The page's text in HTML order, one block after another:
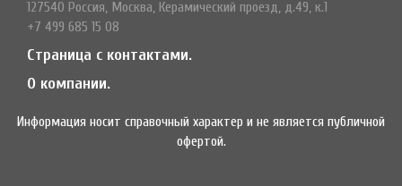
127540 Россия, Москва, Керамический проезд, д.49, к.1
+7 499 685 15 08
Страница с контактами.
О компании.
Информация носит справочный характер и не является публичной
офертой.